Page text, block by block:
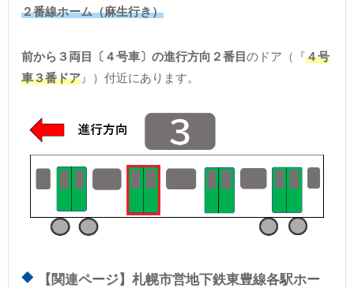
２番線ホーム（麻生行き）
前から３両目〔４号車〕の進行方向２番目 のドア（『４号
車３番ドア 』）付近にあります。
【関連ページ】札幌市営地下鉄東豊線各駅ホー